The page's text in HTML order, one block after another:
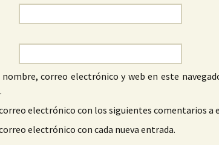
nombre, correo electrónico y web en este
electrónico con los siguientes comentarios a
electrónico con cada nueva entrada.